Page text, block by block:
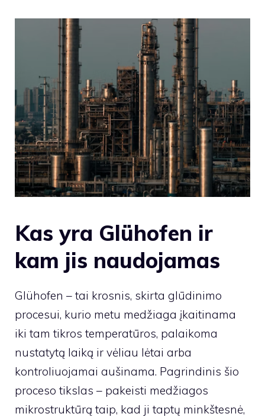
Kas yra Glühofen ir
kam jis naudojamas
Glühofen – tai krosnis, skirta glūdinimo
procesui, kurio metu medžiaga įkaitinama
iki tam tikros temperatūros, palaikoma
nustatytą laiką ir vėliau lėtai arba
kontroliuojamai aušinama. Pagrindinis šio
proceso tikslas – pakeisti medžiagos
mikrostruktūrą taip, kad ji taptų minkštesnė,